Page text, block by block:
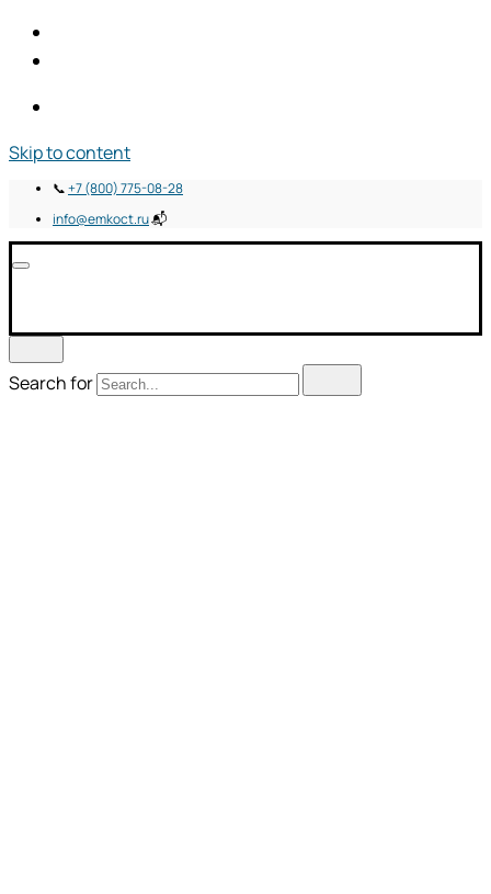
Skip to content
📞+7 (800) 775-08-28
info@emkoct.ru📬
Search for